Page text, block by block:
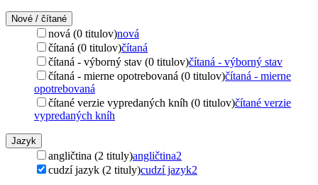
Nové / čítané
nová (0 titulov)nová
čítaná (0 titulov)čítaná
čítaná - výborný stav (0 titulov)čítaná - výborný stav
čítaná - mierne opotrebovaná (0 titulov)čítaná - mierne
opotrebovaná
čítané verzie vypredaných kníh (0 titulov)čítané verzie
vypredaných kníh
Jazyk
angličtina (2 tituly)angličtina2
cudzí jazyk (2 tituly)cudzí jazyk2